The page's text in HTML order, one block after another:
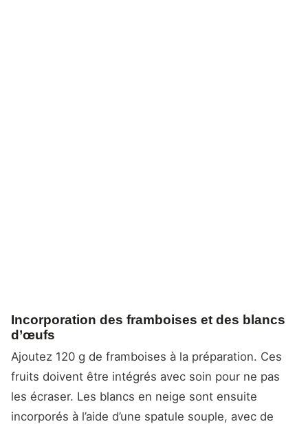
Incorporation des framboises et des blancs
d’œufs
Ajoutez 120 g de framboises à la préparation. Ces
fruits doivent être intégrés avec soin pour ne pas
les écraser. Les blancs en neige sont ensuite
incorporés à l’aide d’une spatule souple, avec de